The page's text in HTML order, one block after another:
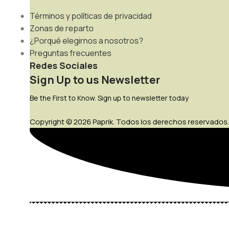
Términos y políticas de privacidad
Zonas de reparto
¿Porqué elegirnos a nosotros?
Preguntas frecuentes
Redes Sociales
Sign Up to us Newsletter
Be the First to Know. Sign up to newsletter today
Copyright © 2026 Paprik. Todos los derechos reservados.